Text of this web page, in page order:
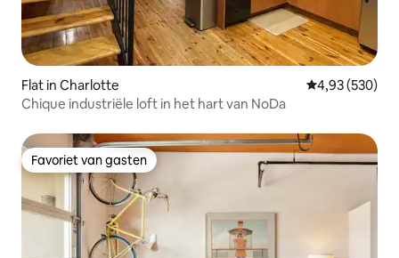
Flat in Charlotte Gemiddelde
4,93 (530)
Chique industriële loft in het hart van NoDa
Favoriet van gasten
Favoriet van gasten